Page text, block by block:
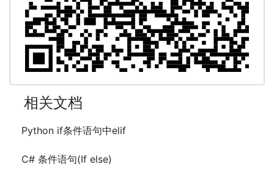
相关文档
Python if条件语句中elif
C# 条件语句(If else)